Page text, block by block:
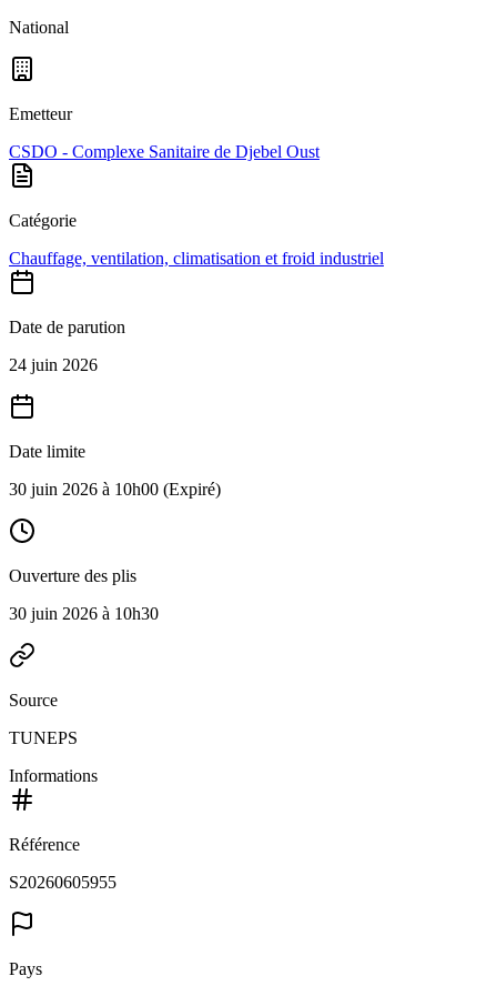
National
Emetteur
CSDO - Complexe Sanitaire de Djebel Oust
Catégorie
Chauffage, ventilation, climatisation et froid industriel
Date de parution
24 juin 2026
Date limite
30 juin 2026 à 10h00 (Expiré)
Ouverture des plis
30 juin 2026 à 10h30
Source
TUNEPS
Informations
Référence
S20260605955
Pays